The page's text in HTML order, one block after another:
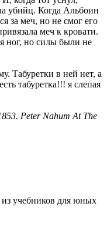
убийц. Когда Альбоин
за меч, но не смог его
меч к кровати.
ног, но силы были не
Табуретки в ней нет, а
табуретка!!! я слепая
Peter Nahum At The
учебников для юных